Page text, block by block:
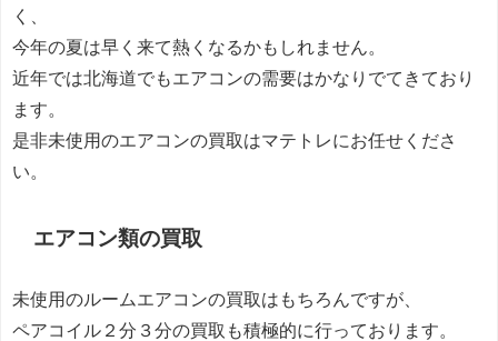
く、
今年の夏は早く来て熱くなるかもしれません。
近年では北海道でもエアコンの需要はかなりでてきており
ます。
是非未使用のエアコンの買取はマテトレにお任せくださ
い。
エアコン類の買取
未使用のルームエアコンの買取はもちろんですが、
ペアコイル２分３分の買取も積極的に行っております。